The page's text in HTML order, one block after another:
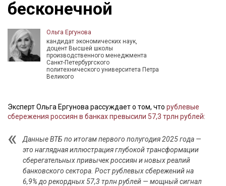
Lifestyle
Мурзилка
бесконечной
Ольга Ергунова
кандидат экономических наук,
доцент Высшей школы
производственного менеджмента
Санкт-Петербургского
политехнического университета Петра
Великого
Эксперт Ольга Ергунова рассуждает о том, что рублевые
сбережения россиян в банках превысили 57,3 трлн рублей:
Данные ВТБ по итогам первого полугодия 2025 года —
это наглядная иллюстрация глубокой трансформации
сберегательных привычек россиян и новых реалий
банковского сектора. Рост рублевых сбережений на
6,9% до рекордных 57,3 трлн рублей — мощный сигнал